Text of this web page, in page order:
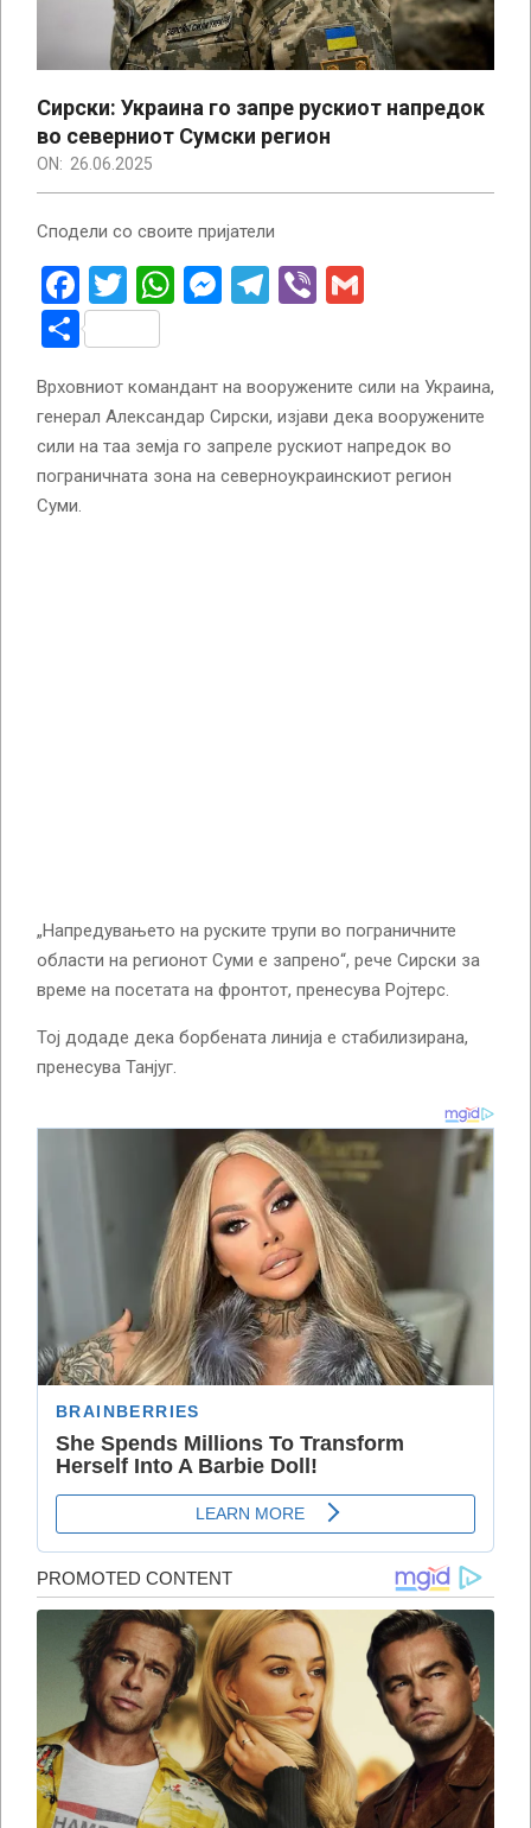
Сирски: Украина го запре рускиот напредок
во северниот Сумски регион
ON: 26.06.2025
Сподели со своите пријатели
Facebook
Twitter
WhatsApp
Messenger
Telegram
Viber
Share
Врховниот командант на вооружените сили на Украина,
генерал Александар Сирски, изјави дека вооружените
сили на таа земја го запреле рускиот напредок во
пограничната зона на северноукраинскиот регион
Суми.
„Напредувањето на руските трупи во пограничните
области на регионот Суми е запрено“, рече Сирски за
време на посетата на фронтот, пренесува Ројтерс.
Тој додаде дека борбената линија е стабилизирана,
пренесува Танјуг.